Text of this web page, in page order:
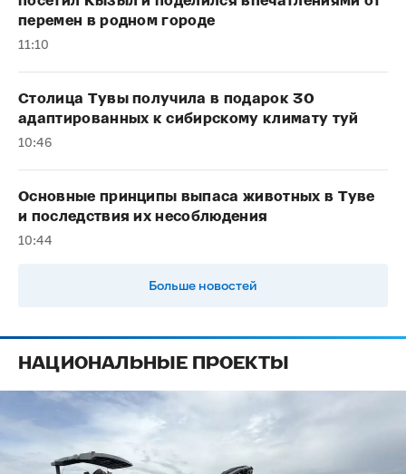
перемен в родном городе
11:10
Столица Тувы получила в подарок 30
адаптированных к сибирскому климату туй
10:46
Основные принципы выпаса животных в Туве
и последствия их несоблюдения
10:44
Больше новостей
НАЦИОНАЛЬНЫЕ ПРОЕКТЫ